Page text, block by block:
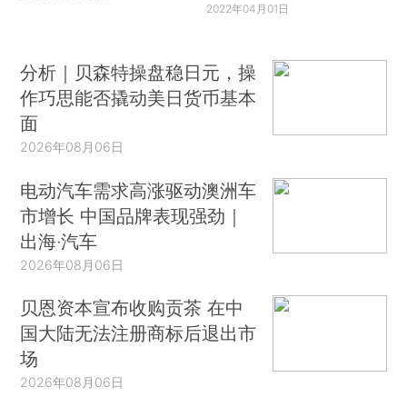
2022年04月01日
分析｜贝森特操盘稳日元，操
作巧思能否撬动美日货币基本
面
2026年08月06日
电动汽车需求高涨驱动澳洲车
市增长 中国品牌表现强劲｜
出海·汽车
2026年08月06日
贝恩资本宣布收购贡茶 在中
国大陆无法注册商标后退出市
场
2026年08月06日